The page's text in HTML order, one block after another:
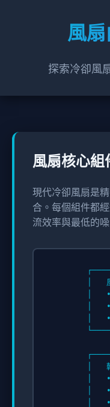
風
探索冷卻風
風扇核心組
現代冷卻風扇是
合。每個組件都
流效率與最低的噪
│
│   •
│   •
│   •
│
│   •
│   •
│   •